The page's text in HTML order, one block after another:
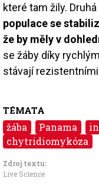
které tam žily.
populace se
že by měly v
se žáby díky
stávají
TÉMATA
žába Panama
chytridiomykóza
Zdroj textu:
Live Science